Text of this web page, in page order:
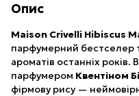
Опис
Maison Crivelli Hibiscus
парфумерний бестселер
ароматів останніх років.
парфумером Квентіном
фірмову рису —